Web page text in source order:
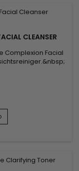
CLEANSER
Complexion Facial
und regeneriert